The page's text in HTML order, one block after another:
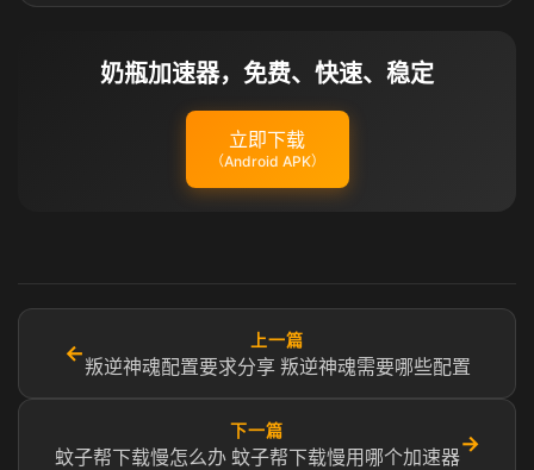
奶瓶加速器，免费、快速、稳定
立即下载
（Android APK）
←
上一篇
叛逆神魂配置要求分享 叛逆神魂需要哪些配置
下一篇
蚊子帮下载慢怎么办 蚊子帮下载慢用哪个加速器
→